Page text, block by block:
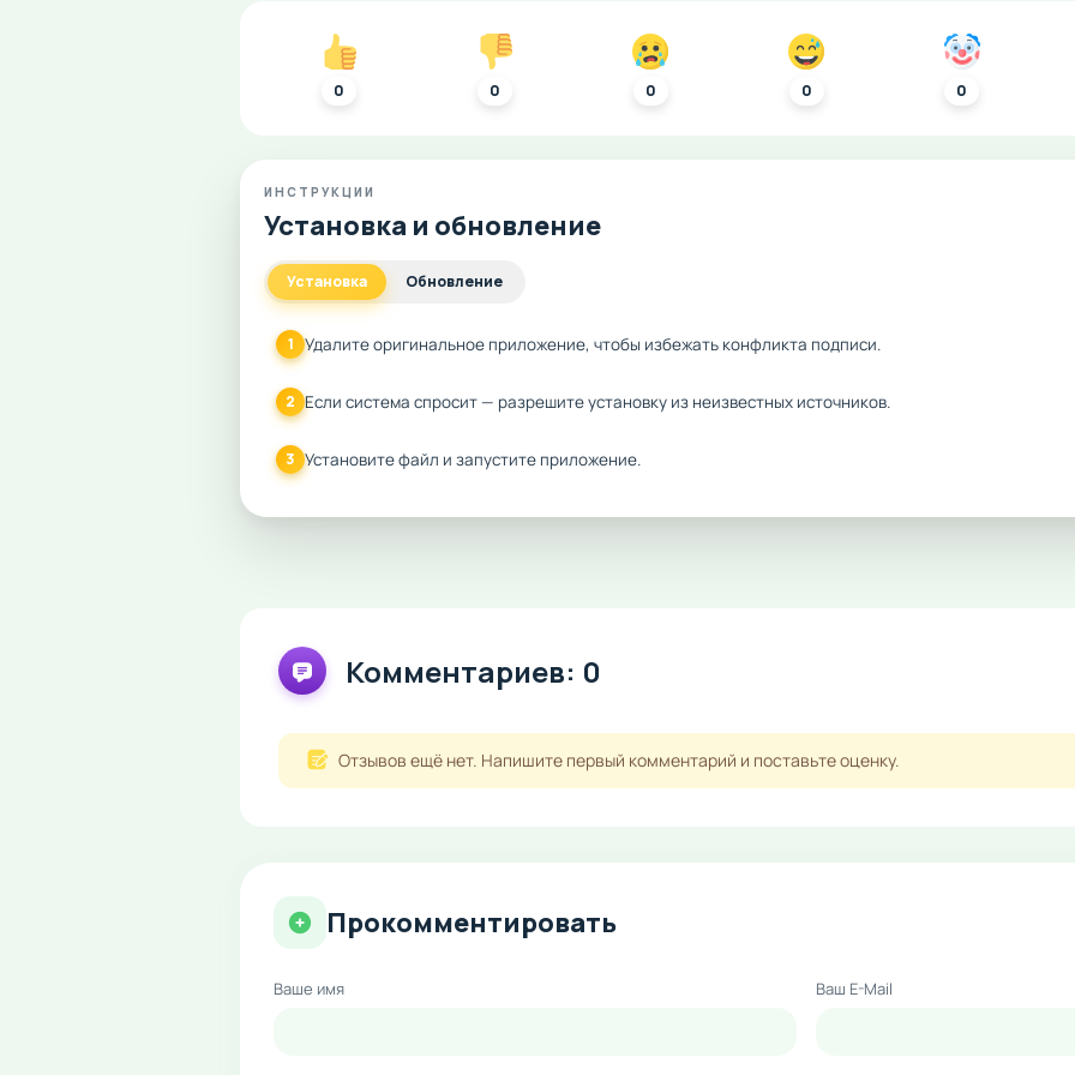
0 0 0 0 0
ИНСТРУКЦИИ
Установка и обновление
Установка Обновление
1 Удалите оригинальное приложение, чтобы избежать конфликта подписи.
2 Если система спросит — разрешите установку из неизвестных источников.
3 Установите файл и запустите приложение.
Комментариев: 0
Отзывов ещё нет. Напишите первый комментарий и поставьте оценку.
Прокомментировать
Ваше имя Ваш E-Mail